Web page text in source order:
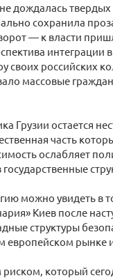
дождалась
сохранила
— к власти
своих российских
массовые
Грузии остается
часть
ослабляет
можно увидеть в
Киев после
структуры
европейском рынке
который